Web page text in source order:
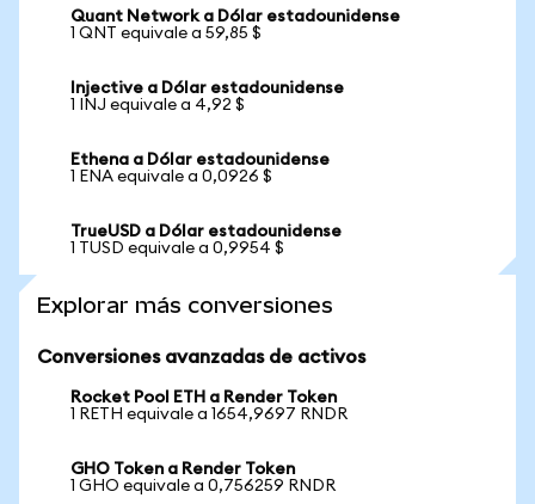
Quant Network a Dólar estadounidense
1 QNT equivale a 59,85 $
Injective a Dólar estadounidense
1 INJ equivale a 4,92 $
Ethena a Dólar estadounidense
1 ENA equivale a 0,0926 $
TrueUSD a Dólar estadounidense
1 TUSD equivale a 0,9954 $
Explorar más conversiones
Conversiones avanzadas de activos
Rocket Pool ETH a Render Token
1 RETH equivale a 1654,9697 RNDR
GHO Token a Render Token
1 GHO equivale a 0,756259 RNDR